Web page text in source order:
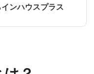
ンハウスプラス